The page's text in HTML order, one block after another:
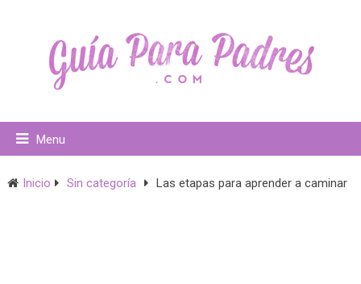
Menu
Inicio Sin categoría Las etapas para aprender a caminar